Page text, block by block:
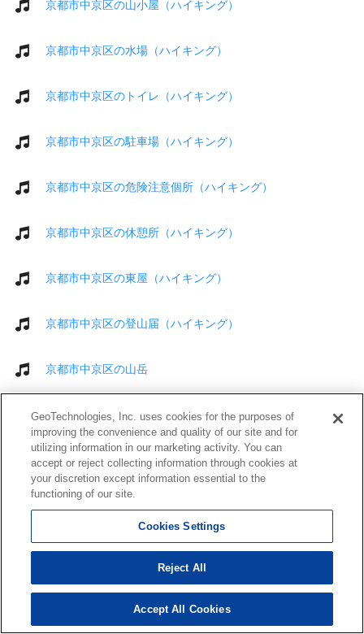
京都市中京区の山小屋（ハイキング）
京都市中京区の水場（ハイキング）
京都市中京区のトイレ（ハイキング）
京都市中京区の駐車場（ハイキング）
京都市中京区の危険注意個所（ハイキング）
京都市中京区の休憩所（ハイキング）
京都市中京区の東屋（ハイキング）
京都市中京区の登山届（ハイキング）
京都市中京区の山岳
京都市中京区の観光スポット
京都市中京区の世界遺産
利用規約
GeoTechnologies, Inc. uses cookies for the purposes of
improving the convenience and quality of our site and for
utilizing information in our marketing activity. You can
accept or reject collecting information through cookies at
your discretion except information essential to the
functioning of our site.
Cookies Settings
Reject All
Accept All Cookies